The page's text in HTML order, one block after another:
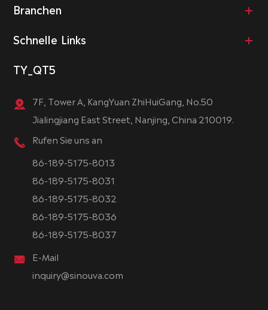
Branchen
Schnelle Links
TY_QT5
7F, Tower A, KangYuan ZhiHuiGang, No.50
Jialingjiang East Street, Nanjing, China 210019.
Rufen Sie uns an
86-189-5175-8013
86-189-5175-8031
86-189-5175-8032
86-189-5175-8036
86-189-5175-8037
E-Mail
inquiry@sinouva.com